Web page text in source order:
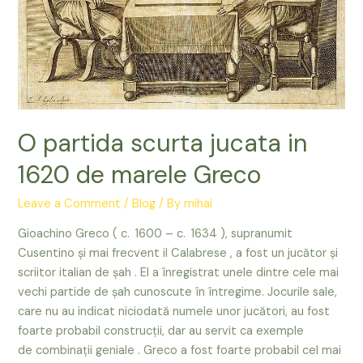
O partida scurta jucata in
1620 de marele Greco
Leave a Comment /Blog / Bymihai
Gioachino Greco ( c. 1600 – c. 1634 ), supranumit
Cusentino și mai frecvent il Calabrese , a fost un jucător și
scriitor italian de șah . El a înregistrat unele dintre cele mai
vechi partide de șah cunoscute în întregime. Jocurile sale,
care nu au indicat niciodată numele unor jucători, au fost
foarte probabil construcții, dar au servit ca exemple
de combinații geniale . Greco a fost foarte probabil cel mai